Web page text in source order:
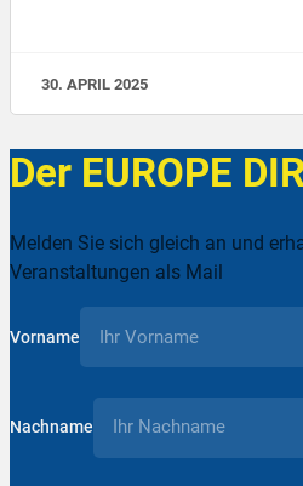
30. APRIL 2025
Der EUROPE
Melden Sie sich gleich an und
Veranstaltungen als Mail
Vorname
Nachname